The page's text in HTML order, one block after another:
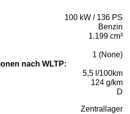
100 kW / 136 PS
Benzin
1.199 cm³
1 (None)
nach WLTP:
5,5 l/100km
124 g/km
D
Zentrallager